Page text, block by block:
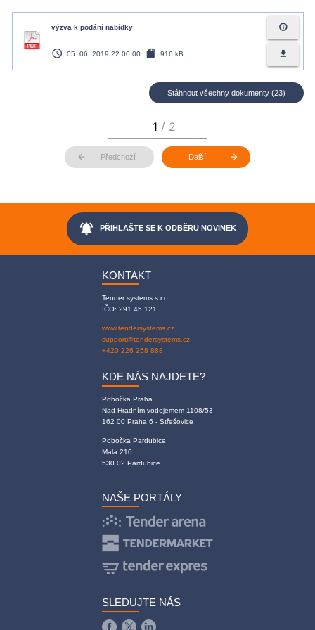
výzva k podání nabídky
access_time 05. 06. 2019 22:00:00 sd_card 916 kB
info_outline
file_download
Stáhnout všechny dokumenty (23)
arrow_back Předchozí Další arrow_forward
notifications_active PŘIHLAŠTE SE K ODBĚRU NOVINEK
KONTAKT
Tender systems s.r.o.
IČO: 291 45 121
www.tendersystems.cz
support@tendersystems.cz
+420 226 258 888
KDE NÁS NAJDETE?
Pobočka Praha
Nad Hradním vodojemem 1108/53
162 00 Praha 6 - Střešovice
Pobočka Pardubice
Malá 210
530 02 Pardubice
NAŠE PORTÁLY
SLEDUJTE NÁS